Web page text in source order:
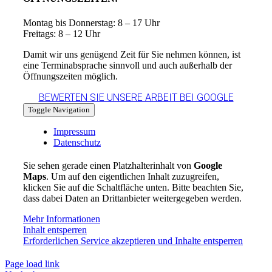
Montag bis Donnerstag: 8 – 17 Uhr
Freitags: 8 – 12 Uhr
Damit wir uns genügend Zeit für Sie nehmen können, ist
eine Terminabsprache sinnvoll und auch außerhalb der
Öffnungszeiten möglich.
BEWERTEN SIE UNSERE ARBEIT BEI GOOGLE
Toggle Navigation
Impressum
Datenschutz
Sie sehen gerade einen Platzhalterinhalt von Google
Maps. Um auf den eigentlichen Inhalt zuzugreifen,
klicken Sie auf die Schaltfläche unten. Bitte beachten Sie,
dass dabei Daten an Drittanbieter weitergegeben werden.
Mehr Informationen
Inhalt entsperren
Erforderlichen Service akzeptieren und Inhalte entsperren
Page load link